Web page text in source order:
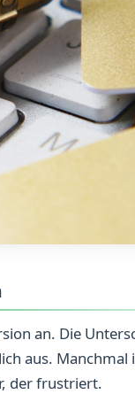
an. Die
aus. Manchmal
der frustriert.